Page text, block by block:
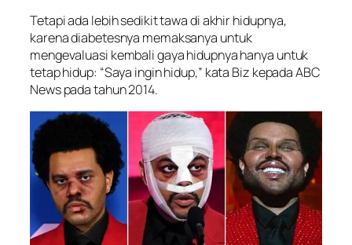
Tetapi ada lebih sedikit tawa di akhir hidupnya,
karena diabetesnya memaksanya untuk
mengevaluasi kembali gaya hidupnya hanya untuk
tetap hidup: “Saya ingin hidup,” kata Biz kepada ABC
News pada tahun 2014.